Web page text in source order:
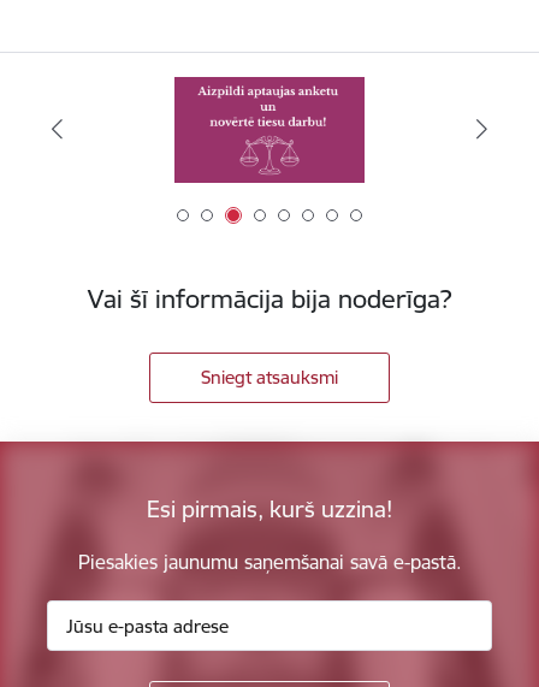
Vai šī informācija bija noderīga?
Sniegt atsauksmi
Esi pirmais, kurš uzzina!
Piesakies jaunumu saņemšanai savā e-pastā.